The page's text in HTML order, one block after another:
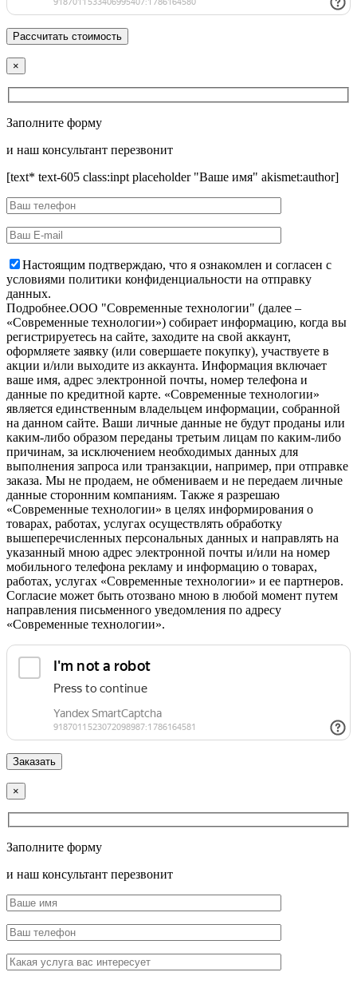
×
Заполните форму
и наш консультант перезвонит
[text* text-605 class:inpt placeholder "Ваше имя" akismet:author]
Настоящим подтверждаю, что я ознакомлен и согласен с
условиями политики конфиденциальности на отправку
данных.
Подробнее.OOO "Современные технологии" (далее –
«Современные технологии») собирает информацию, когда вы
регистрируетесь на сайте, заходите на свой аккаунт,
оформляете заявку (или совершаете покупку), участвуете в
акции и/или выходите из аккаунта. Информация включает
ваше имя, адрес электронной почты, номер телефона и
данные по кредитной карте. «Современные технологии»
является единственным владельцем информации, собранной
на данном сайте. Ваши личные данные не будут проданы или
каким-либо образом переданы третьим лицам по каким-либо
причинам, за исключением необходимых данных для
выполнения запроса или транзакции, например, при отправке
заказа. Мы не продаем, не обмениваем и не передаем личные
данные сторонним компаниям. Также я разрешаю
«Современные технологии» в целях информирования о
товарах, работах, услугах осуществлять обработку
вышеперечисленных персональных данных и направлять на
указанный мною адрес электронной почты и/или на номер
мобильного телефона рекламу и информацию о товарах,
работах, услугах «Современные технологии» и ее партнеров.
Согласие может быть отозвано мною в любой момент путем
направления письменного уведомления по адресу
«Современные технологии».
×
Заполните форму
и наш консультант перезвонит